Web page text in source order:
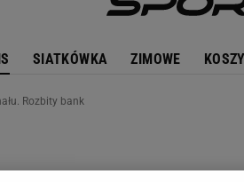
SIATKÓWKA ZIMOWE
Rozbity bank